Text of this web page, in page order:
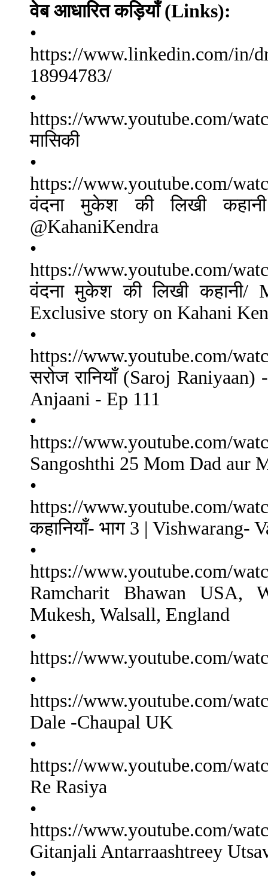
वेब आधारित कड़ियाँ (Links):
•
https://www.linkedin.com/in/
18994783/
•
https://www.youtube.com/
मासिकी
•
https://www.youtube.com/
वंदना मुकेश की लिखी
@KahaniKendra
•
https://www.youtube.com/
वंदना मुकेश की लिखी कहानी/
Exclusive story on Kahani
•
https://www.youtube.com/
सरोज रानियाँ (Saroj
Anjaani - Ep 111
•
https://www.youtube.com/
Sangoshthi 25 Mom Dad aur
•
https://www.youtube.com/
कहानियाँ- भाग 3 | Vishwarang-
•
https://www.youtube.com/
Ramcharit Bhawan USA,
Mukesh, Walsall, England
•
https://www.youtube.com/
•
https://www.youtube.com/
Dale -Chaupal UK
•
https://www.youtube.com/
Re Rasiya
•
https://www.youtube.com/
Gitanjali Antarraashtreey
•